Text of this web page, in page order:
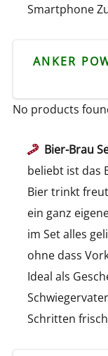
Smartphone
ANKER
No products
Bier-Brau
beliebt ist das
Bier trinkt
ein ganz
im Set alles
ohne dass
Ideal als
Schritten